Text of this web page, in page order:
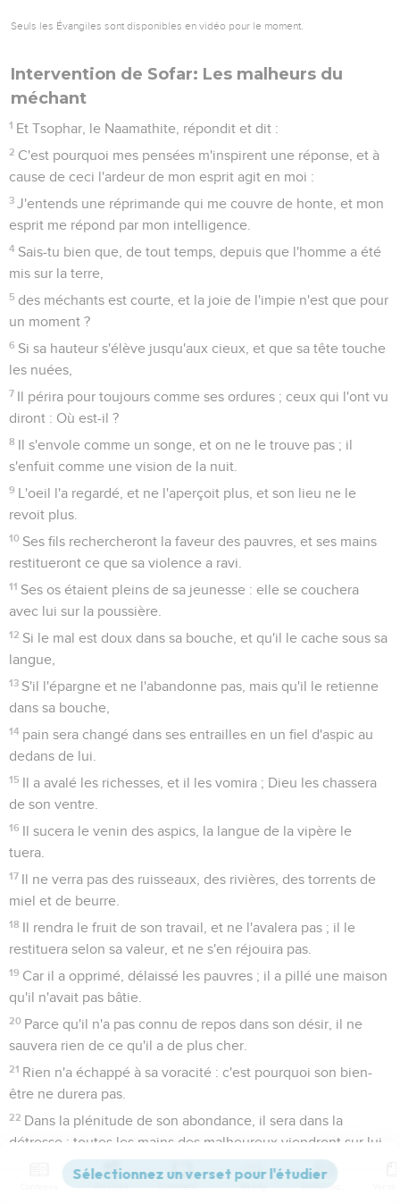
Seuls les Évangiles sont disponibles en vidéo pour le moment.
Intervention de Sofar: Les malheurs du
méchant
1 Et Tsophar, le Naamathite, répondit et dit :
2 C'est pourquoi mes pensées m'inspirent une réponse, et à
cause de ceci l'ardeur de mon esprit agit en moi :
3 J'entends une réprimande qui me couvre de honte, et mon
esprit me répond par mon intelligence.
4 Sais-tu bien que, de tout temps, depuis que l'homme a été
mis sur la terre,
5 des méchants est courte, et la joie de l'impie n'est que pour
un moment ?
6 Si sa hauteur s'élève jusqu'aux cieux, et que sa tête touche
les nuées,
7 Il périra pour toujours comme ses ordures ; ceux qui l'ont vu
diront : Où est-il ?
8 Il s'envole comme un songe, et on ne le trouve pas ; il
s'enfuit comme une vision de la nuit.
9 L'oeil l'a regardé, et ne l'aperçoit plus, et son lieu ne le
revoit plus.
10 Ses fils rechercheront la faveur des pauvres, et ses mains
restitueront ce que sa violence a ravi.
11 Ses os étaient pleins de sa jeunesse : elle se couchera
avec lui sur la poussière.
12 Si le mal est doux dans sa bouche, et qu'il le cache sous sa
langue,
13 S'il l'épargne et ne l'abandonne pas, mais qu'il le retienne
dans sa bouche,
14 pain sera changé dans ses entrailles en un fiel d'aspic au
dedans de lui.
15 Il a avalé les richesses, et il les vomira ; Dieu les chassera
de son ventre.
16 Il sucera le venin des aspics, la langue de la vipère le
tuera.
17 Il ne verra pas des ruisseaux, des rivières, des torrents de
miel et de beurre.
18 Il rendra le fruit de son travail, et ne l'avalera pas ; il le
restituera selon sa valeur, et ne s'en réjouira pas.
19 Car il a opprimé, délaissé les pauvres ; il a pillé une maison
qu'il n'avait pas bâtie.
20 Parce qu'il n'a pas connu de repos dans son désir, il ne
sauvera rien de ce qu'il a de plus cher.
21 Rien n'a échappé à sa voracité : c'est pourquoi son bien-
être ne durera pas.
22 Dans la plénitude de son abondance, il sera dans la
détresse ; toutes les mains des malheureux viendront sur lui.
Il arrivera que, pour remplir son ventre, Dieu enverra sur
lui l'ardeur de sa colère, et la fera pleuvoir sur lui dans sa
Versions Commentaires Strong